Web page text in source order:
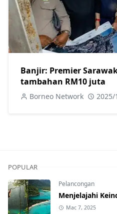
Banjir: Premier
tambahan RM10 juta
Borneo Network 2025/
POPULAR
Pelancongan
Menjelajahi
Mac 7, 2025